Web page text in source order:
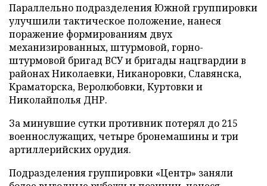
Параллельно подразделения Южной группировки
улучшили тактическое положение, нанеся
поражение формированиям двух
механизированных, штурмовой, горно-
штурмовой бригад ВСУ и бригады нацгвардии в
районах Николаевки, Никаноровки, Славянска,
Краматорска, Веролюбовки, Куртовки и
Николайполья ДНР.
За минувшие сутки противник потерял до 215
военнослужащих, четыре бронемашины и три
артиллерийских орудия.
Подразделения группировки «Центр» заняли